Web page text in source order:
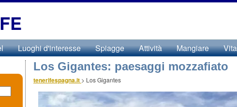
Luoghi d'interesse Spiagge Attività Mangiare
Los Gigantes: paesaggi mozzafiato
tenerifespagna.it > Los Gigantes